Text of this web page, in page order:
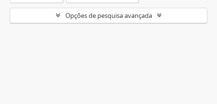
Opções de pesquisa avançada